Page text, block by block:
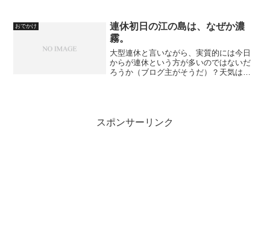
てしまいました。それはなぜでしょう
か？申し込み時には、運転免...
おでかけ
連休初日の江の島は、なぜか濃
霧。
大型連休と言いながら、実質的には今日
からが連休という方が多いのではないだ
ろうか（ブログ主がそうだ）？天気は後
スポンサーリンク